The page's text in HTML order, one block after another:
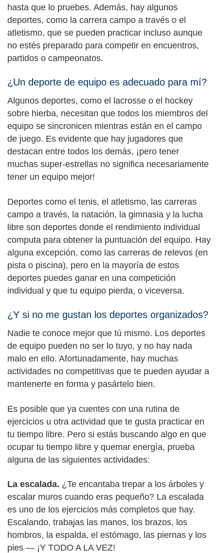
hasta que lo pruebes. Además, hay algunos
deportes, como la carrera campo a través o el
atletismo, que se pueden practicar incluso aunque
no estés preparado para competir en encuentros,
partidos o campeonatos.
¿Un deporte de equipo es adecuado para mí?
Algunos deportes, como el lacrosse o el hockey
sobre hierba, necesitan que todos los miembros del
equipo se sincronicen mientras están en el campo
de juego. Es evidente que hay jugadores que
destacan entre todos los demás, ¡pero tener
muchas super-estrellas no significa necesariamente
tener un equipo mejor!
Deportes como el tenis, el atletismo, las carreras
campo a través, la natación, la gimnasia y la lucha
libre son deportes donde el rendimiento individual
computa para obtener la puntuación del equipo. Hay
alguna excepción, como las carreras de relevos (en
pista o piscina), pero en la mayoría de estos
deportes puedes ganar en una competición
individual y que tu equipo pierda, o viceversa.
¿Y si no me gustan los deportes organizados?
Nadie te conoce mejor que tú mismo. Los deportes
de equipo pueden no ser lo tuyo, y no hay nada
malo en ello. Afortunadamente, hay muchas
actividades no competitivas que te pueden ayudar a
mantenerte en forma y pasártelo bien.
Es posible que ya cuentes con una rutina de
ejercicios u otra actividad que te gusta practicar en
tu tiempo libre. Pero si estás buscando algo en que
ocupar tu tiempo libre y quemar energía, prueba
alguna de las siguientes actividades:
La escalada. ¿Te encantaba trepar a los árboles y
escalar muros cuando eras pequeño? La escalada
es uno de los ejercicios más completos que hay.
Escalando, trabajas las manos, los brazos, los
hombros, la espalda, el estómago, las piernas y los
pies — ¡Y TODO A LA VEZ!